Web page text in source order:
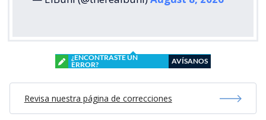
¿ENCONTRASTE UN
ERROR?
AVÍSANOS
Revisa nuestra página de correcciones